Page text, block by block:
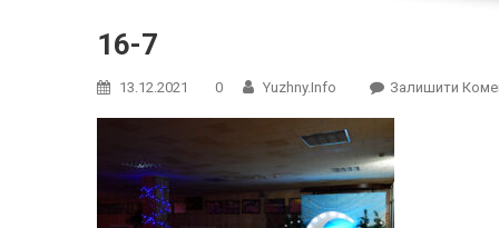
16-7
13.12.2021 0 Yuzhny.info Залишити